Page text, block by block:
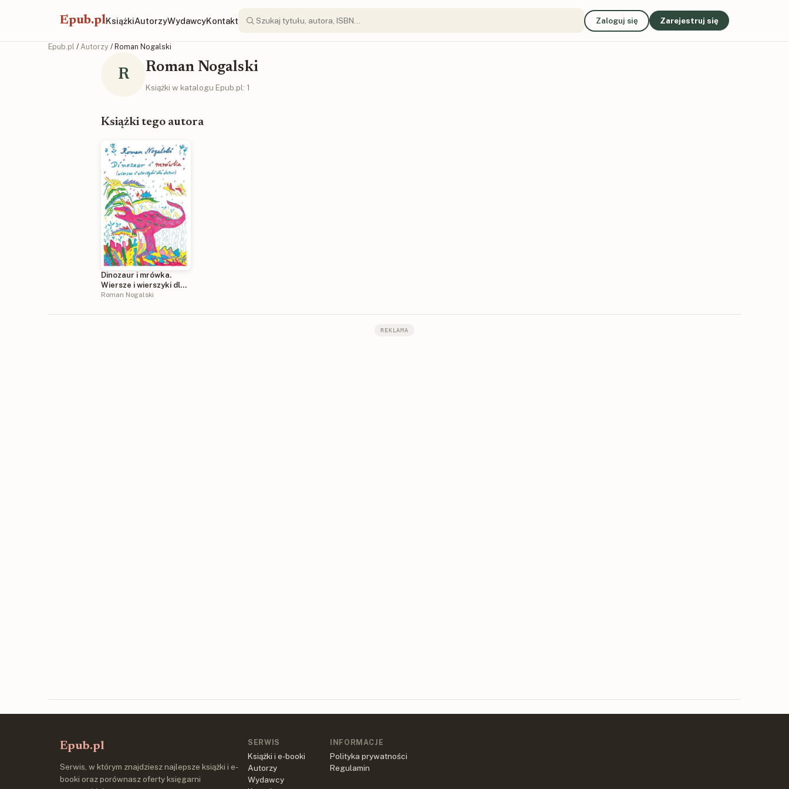
Epub.plKsiążkiAutorzyWydawcyKontakt Zaloguj się Zarejestruj się
Epub.pl / Autorzy / Roman Nogalski
R Roman Nogalski
Książki w katalogu Epub.pl: 1
Książki tego autora
Dinozaur i mrówka.
Wiersze i wierszyki dla
dzieci
Roman Nogalski
REKLAMA
Epub.pl
Serwis, w którym znajdziesz najlepsze książki i e-
booki oraz porównasz oferty księgarni
SERWIS
Książki i e-booki
Autorzy
Wydawcy
INFORMACJE
Polityka prywatności
Regulamin